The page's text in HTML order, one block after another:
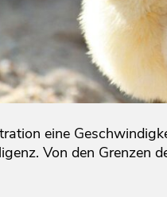
eine
Von den Grenzen